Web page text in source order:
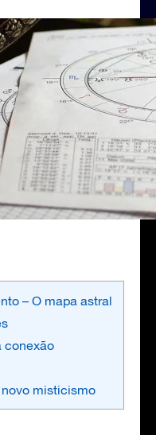
– O mapa astral
conexão
misticismo